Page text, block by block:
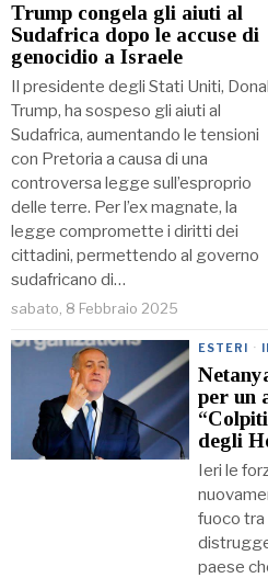
Trump congela gli aiuti al
Sudafrica dopo le accuse di
genocidio a Israele
Il presidente degli Stati Uniti,
Trump, ha sospeso gli aiuti al
Sudafrica, aumentando le tensioni
con Pretoria a causa di una
controversa legge sull’esproprio
delle terre. Per l’ex magnate, la
legge compromette i diritti dei
cittadini, permettendo al governo
sudafricano di…
sabato, 8 Febbraio 2025
ESTERI ·
per un
degli
Ieri le
fuoco tra
paese